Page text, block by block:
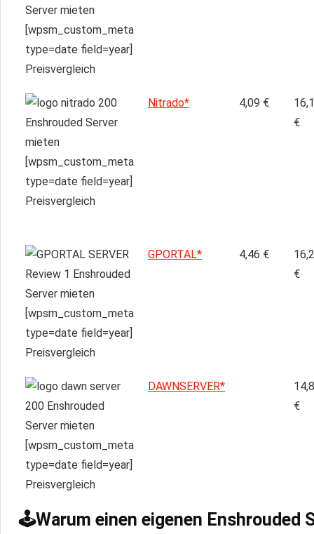
Nitrado* 4,09 €
€
GPORTAL* 4,46 €
€
DAWNSERVER*
€
🕹Warum einen eigenen Enshrouded